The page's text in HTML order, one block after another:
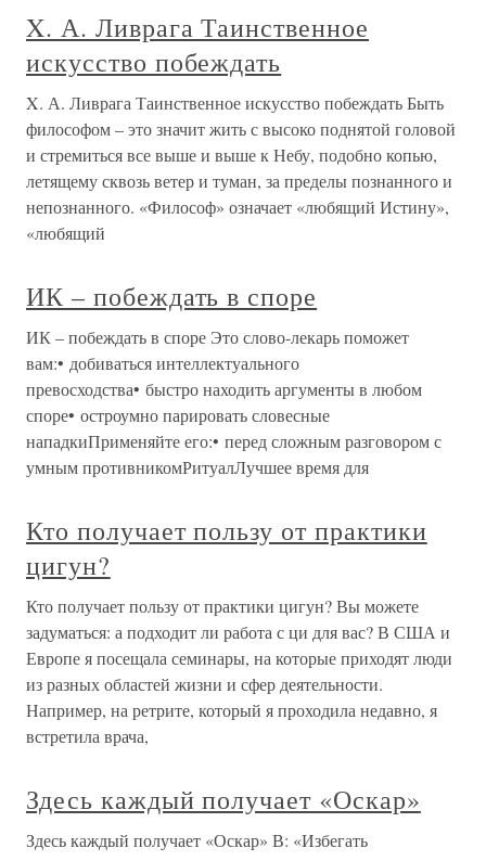
X. А. Ливрага Таинственное
искусство побеждать
X. А. Ливрага Таинственное искусство побеждать Быть
философом – это значит жить с высоко поднятой головой
и стремиться все выше и выше к Небу, подобно копью,
летящему сквозь ветер и туман, за пределы познанного и
непознанного. «Философ» означает «любящий Истину»,
«любящий
ИК – побеждать в споре
ИК – побеждать в споре Это слово-лекарь поможет
вам:• добиваться интеллектуального
превосходства• быстро находить аргументы в любом
споре• остроумно парировать словесные
нападкиПрименяйте его:• перед сложным разговором с
умным противникомРитуалЛучшее время для
Кто получает пользу от практики
цигун?
Кто получает пользу от практики цигун? Вы можете
задуматься: а подходит ли работа с ци для вас? В США и
Европе я посещала семинары, на которые приходят люди
из разных областей жизни и сфер деятельности.
Например, на ретрите, который я проходила недавно, я
встретила врача,
Здесь каждый получает «Оскар»
Здесь каждый получает «Оскар» В: «Избегать